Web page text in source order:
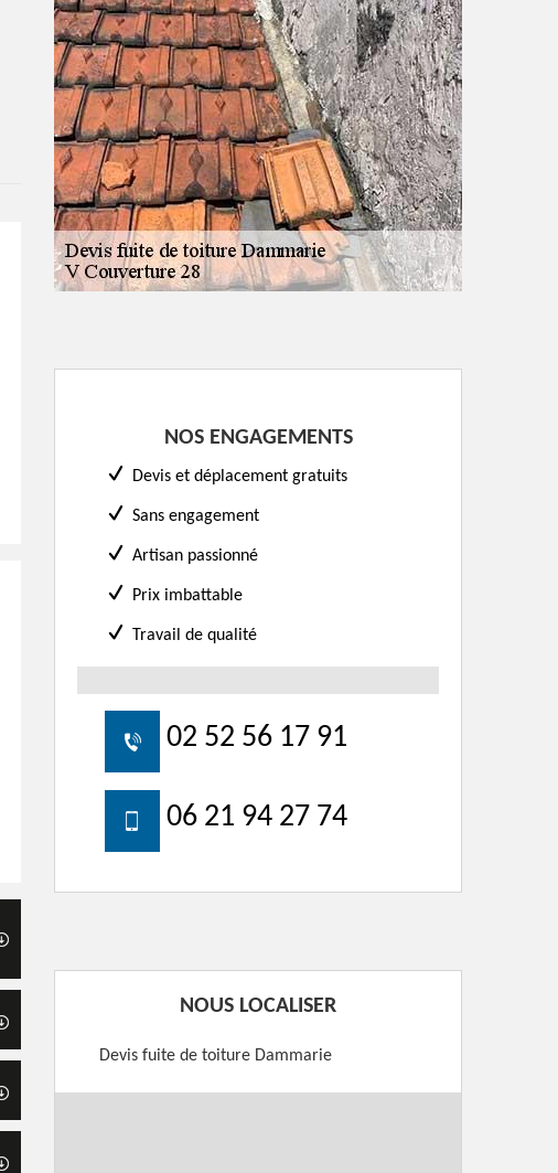
NOS ENGAGEMENTS
Devis et déplacement gratuits
Sans engagement
Artisan passionné
Prix imbattable
Travail de qualité
02 52 56 17 91
06 21 94 27 74
NOUS LOCALISER
Devis fuite de toiture Dammarie